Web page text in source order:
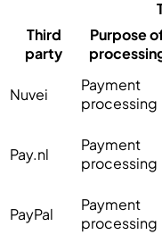
Third
party
Purpose
Nuvei
Payment
processing
Pay.nl
Payment
processing
PayPal
Payment
processing